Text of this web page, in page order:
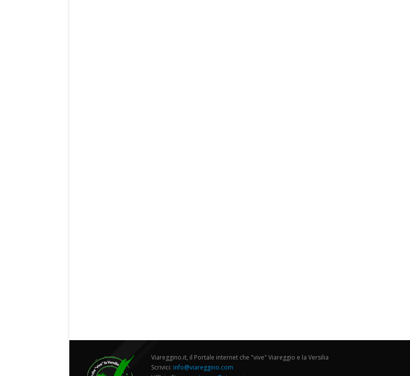
Viareggino.it, il Portale internet che "vive" Viareggio e la Versilia
Scrivici: info@viareggino.com